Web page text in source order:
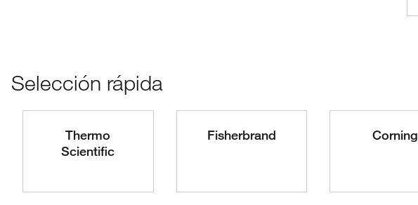
Selección rápida
Thermo
Scientific
Fisherbrand Corning